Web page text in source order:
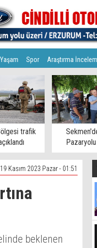
Spor Araştırma
trafik
Pazaryolu
19 Kasım 2023 Pazar - 01:51
beklenen